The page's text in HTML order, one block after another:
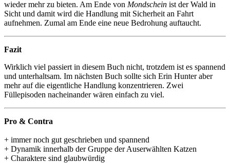
wieder mehr zu bieten. Am Ende von Mondschein ist der Wald in
Sicht und damit wird die Handlung mit Sicherheit an Fahrt
aufnehmen. Zumal am Ende eine neue Bedrohung auftaucht.
Fazit
Wirklich viel passiert in diesem Buch nicht, trotzdem ist es spannend
und unterhaltsam. Im nächsten Buch sollte sich Erin Hunter aber
mehr auf die eigentliche Handlung konzentrieren. Zwei
Füllepisoden nacheinander wären einfach zu viel.
Pro & Contra
+ immer noch gut geschrieben und spannend
+ Dynamik innerhalb der Gruppe der Auserwählten Katzen
+ Charaktere sind glaubwürdig